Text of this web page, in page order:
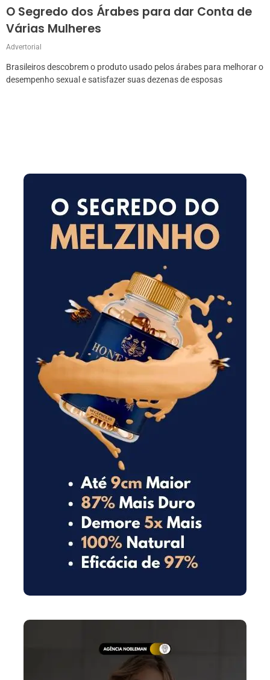
O Segredo dos Árabes para dar Conta de
Várias Mulheres
Advertorial
Brasileiros descobrem o produto usado pelos árabes para melhorar o
desempenho sexual e satisfazer suas dezenas de esposas